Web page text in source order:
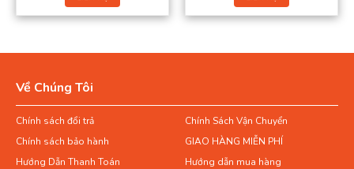
Về Chúng Tôi
Chính sách đổi trả
Chính Sách Vận Chuyển
Chính sách bảo hành
GIAO HÀNG MIỄN PHÍ
Hướng Dẫn Thanh Toán
Hướng dẫn mua hàng